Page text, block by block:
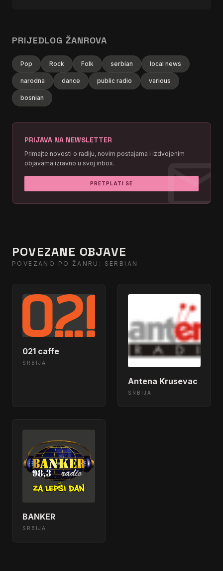
PRIJEDLOG ŽANROVA
Pop Rock Folk serbian local news
narodna dance public radio various
bosnian
PRIJAVA NA NEWSLETTER
Primajte novosti o radiju, novim postajama i izdvojenim
objavama izravno u svoj inbox.
PRETPLATI SE
POVEZANE OBJAVE
POVEZANO PO ŽANRU: SERBIAN
021 caffe
SRBIJA
Antena Krusevac
SRBIJA
BANKER
SRBIJA